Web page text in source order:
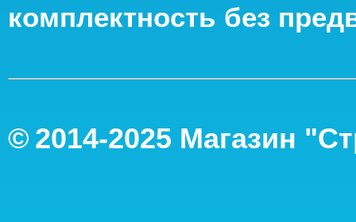
комплектность без
© 2014-2025 Магазин